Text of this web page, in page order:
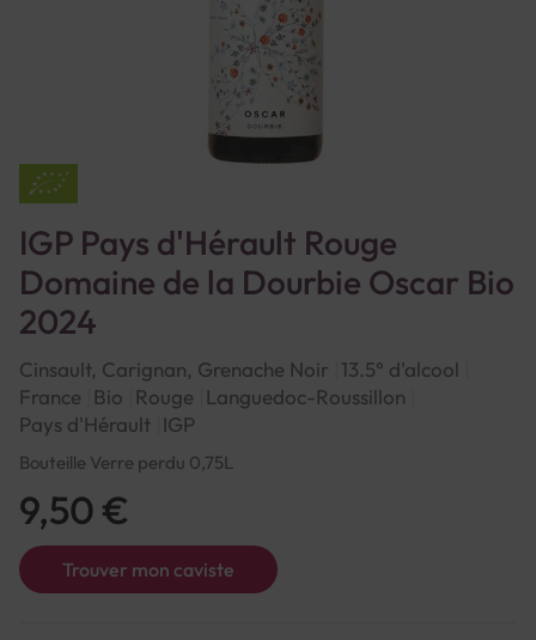
IGP Pays d'Hérault Rouge
Domaine de la Dourbie Oscar Bio
2024
Cinsault, Carignan, Grenache Noir 13.5° d'alcool
France
Bio Rouge
Languedoc-Roussillon
Pays d'Hérault IGP
Bouteille Verre perdu 0,75L
Trouver mon caviste
9,50 €